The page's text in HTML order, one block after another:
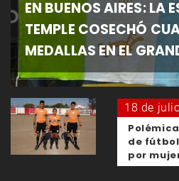
EN BUENOS AIRES: LA
TEMPLE COSECHÓ
MEDALLAS EN EL
18 de
de
por